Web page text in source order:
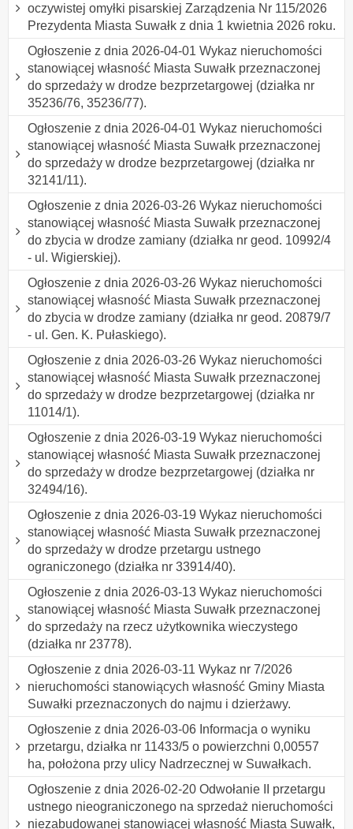
oczywistej omyłki pisarskiej Zarządzenia Nr 115/2026
Prezydenta Miasta Suwałk z dnia 1 kwietnia 2026 roku.
Ogłoszenie z dnia 2026-04-01 Wykaz nieruchomości
stanowiącej własność Miasta Suwałk przeznaczonej
do sprzedaży w drodze bezprzetargowej (działka nr
35236/76, 35236/77).
Ogłoszenie z dnia 2026-04-01 Wykaz nieruchomości
stanowiącej własność Miasta Suwałk przeznaczonej
do sprzedaży w drodze bezprzetargowej (działka nr
32141/11).
Ogłoszenie z dnia 2026-03-26 Wykaz nieruchomości
stanowiącej własność Miasta Suwałk przeznaczonej
do zbycia w drodze zamiany (działka nr geod. 10992/4
- ul. Wigierskiej).
Ogłoszenie z dnia 2026-03-26 Wykaz nieruchomości
stanowiącej własność Miasta Suwałk przeznaczonej
do zbycia w drodze zamiany (działka nr geod. 20879/7
- ul. Gen. K. Pułaskiego).
Ogłoszenie z dnia 2026-03-26 Wykaz nieruchomości
stanowiącej własność Miasta Suwałk przeznaczonej
do sprzedaży w drodze bezprzetargowej (działka nr
11014/1).
Ogłoszenie z dnia 2026-03-19 Wykaz nieruchomości
stanowiącej własność Miasta Suwałk przeznaczonej
do sprzedaży w drodze bezprzetargowej (działka nr
32494/16).
Ogłoszenie z dnia 2026-03-19 Wykaz nieruchomości
stanowiącej własność Miasta Suwałk przeznaczonej
do sprzedaży w drodze przetargu ustnego
ograniczonego (działka nr 33914/40).
Ogłoszenie z dnia 2026-03-13 Wykaz nieruchomości
stanowiącej własność Miasta Suwałk przeznaczonej
do sprzedaży na rzecz użytkownika wieczystego
(działka nr 23778).
Ogłoszenie z dnia 2026-03-11 Wykaz nr 7/2026
nieruchomości stanowiących własność Gminy Miasta
Suwałki przeznaczonych do najmu i dzierżawy.
Ogłoszenie z dnia 2026-03-06 Informacja o wyniku
przetargu, działka nr 11433/5 o powierzchni 0,00557
ha, położona przy ulicy Nadrzecznej w Suwałkach.
Ogłoszenie z dnia 2026-02-20 Odwołanie II przetargu
ustnego nieograniczonego na sprzedaż nieruchomości
niezabudowanej stanowiącej własność Miasta Suwałk,